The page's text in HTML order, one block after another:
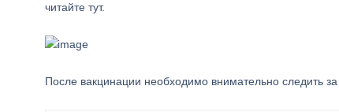
читайте тут.
После вакцинации необходимо внимательно следить за